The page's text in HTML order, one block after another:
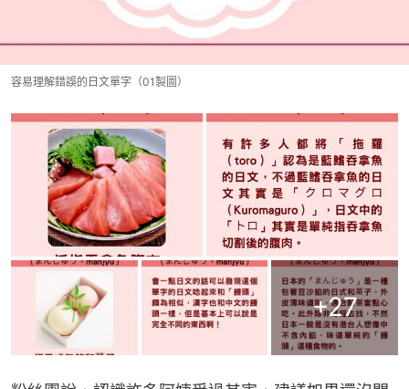
容易理解錯誤的日文單字（01製圖）
+27